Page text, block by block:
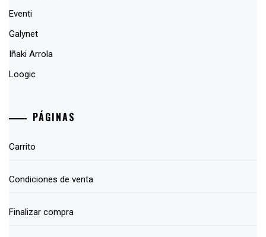
Eventi
Galynet
Iñaki Arrola
Loogic
PÁGINAS
Carrito
Condiciones de venta
Finalizar compra